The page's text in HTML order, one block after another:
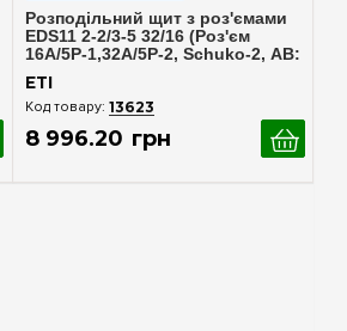
Розподільний щит з роз'ємами
EDS11 2-2/3-5 32/16 (Роз'єм
16A/5P-1,32A/5P-2, Schuko-2, АВ:
4483307
ETI
13623
8 996.20 грн